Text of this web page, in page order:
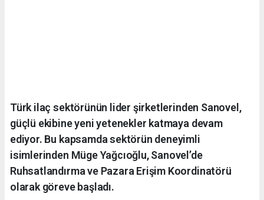
Türk ilaç sektörünün lider şirketlerinden Sanovel,
güçlü ekibine yeni yetenekler katmaya devam
ediyor. Bu kapsamda sektörün deneyimli
isimlerinden Müge Yağcıoğlu, Sanovel’de
Ruhsatlandırma ve Pazara Erişim Koordinatörü
olarak göreve başladı.